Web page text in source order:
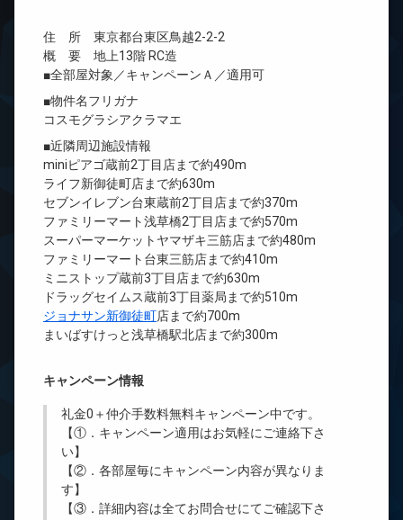
住 所 東京都台東区鳥越2-2-2
概 要 地上13階 RC造
■全部屋対象／キャンペーンＡ／適用可
■物件名フリガナ
コスモグラシアクラマエ
■近隣周辺施設情報
miniピアゴ蔵前2丁目店まで約490m
ライフ新御徒町店まで約630m
セブンイレブン台東蔵前2丁目店まで約370m
ファミリーマート浅草橋2丁目店まで約570m
スーパーマーケットヤマザキ三筋店まで約480m
ファミリーマート台東三筋店まで約410m
ミニストップ蔵前3丁目店まで約630m
ドラッグセイムス蔵前3丁目薬局まで約510m
ジョナサン新御徒町店まで約700m
まいばすけっと浅草橋駅北店まで約300m
キャンペーン情報
礼金0 ＋仲介手数料無料キャンペーン中です。
【①．キャンペーン適用はお気軽にご連絡下さ
い】
【②．各部屋毎にキャンペーン内容が異なりま
す】
【③．詳細内容は全てお問合せにてご確認下さ